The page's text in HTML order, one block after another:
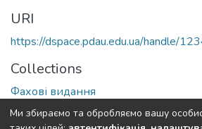
URI
https://dspace.pdau.edu.ua/handle/
Collections
Фахові видання
Full item page
Ми збираємо та обробляємо вашу